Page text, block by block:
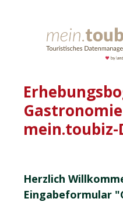
Herzlich
Eingabeformular